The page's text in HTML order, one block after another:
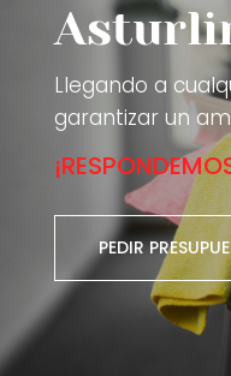
Llegando a
garantizar un
PEDIR